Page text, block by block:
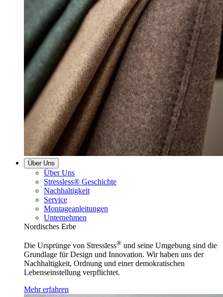
Über Uns
Über Uns
Stressless® Geschichte
Nachhaltigkeit
Service
Montageanleitungen
Unternehmen
Nordisches Erbe
Die Ursprünge von Stressless® und seine Umgebung sind die
Grundlage für Design und Innovation. Wir haben uns der
Nachhaltigkeit, Ordnung und einer demokratischen
Lebenseinstellung verpflichtet.
Mehr erfahren